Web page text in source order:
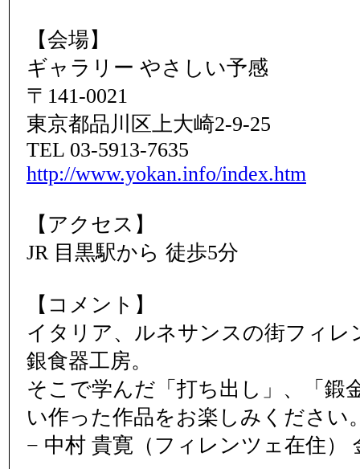
【会場】
ギャラリー やさしい予感
〒141-0021
東京都品川区上大崎2-9-25
TEL 03-5913-7635
http://www.yokan.info/index.htm
【アクセス】
JR 目黒駅から 徒歩5分
【コメント】
イタリア、ルネサンスの街フィレ
銀食器工房。
そこで学んだ「打ち出し」、「鍛
い作った作品をお楽しみください
− 中村 貴寛（フィレンツェ在住）